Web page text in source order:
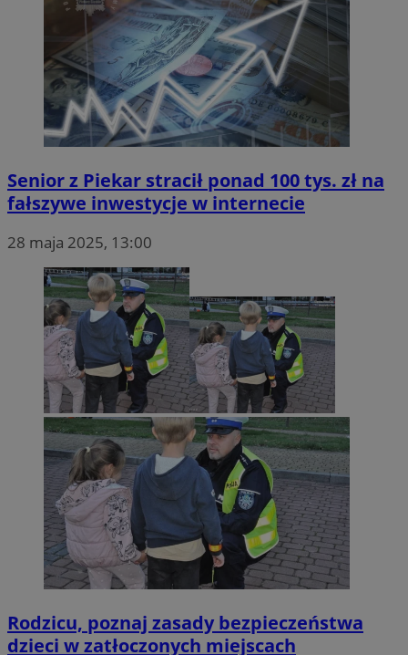
Senior z Piekar stracił ponad 100 tys. zł na
fałszywe inwestycje w internecie
28 maja 2025, 13:00
Rodzicu, poznaj zasady bezpieczeństwa
dzieci w zatłoczonych miejscach